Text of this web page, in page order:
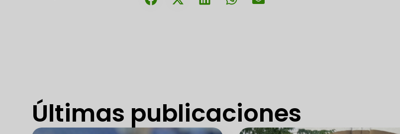
Últimas publicaciones